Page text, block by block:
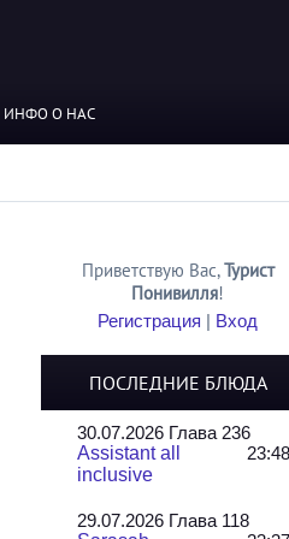
ИНФО О НАС
Приветствую Вас,Турист
Понивилля!
Регистрация | Вход
ПОСЛЕДНИЕ БЛЮДА
30.07.2026 Глава 236
Assistant all
inclusive
29.07.2026 Глава 118